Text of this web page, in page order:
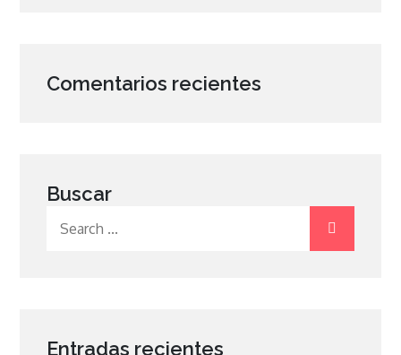
Comentarios recientes
Buscar
Entradas recientes